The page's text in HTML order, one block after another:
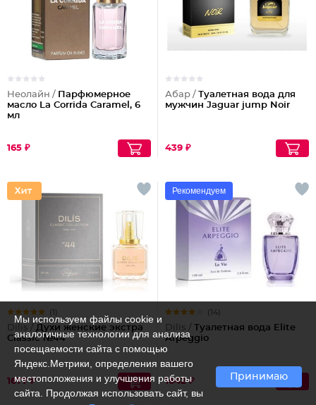
Неолайн / Парфюмерное
масло La Corrida Caramel, 6
мл
165 ₽
Абар / Туалетная вода для
мужчин Jaguar jump Noir
439 ₽
(1)
Dilis / Духи женские экстра
Classic №44
1677 ₽
Рекомендуем
(14)
Dilis / Туалетная вода Elite
Arpeggio
1642 ₽
Мы используем файлы cookie и
аналогичные технологии для анализа
посещаемости сайта с помощью
Яндекс.Метрики, определения вашего
местоположения и улучшения работы
сайта. Продолжая использовать сайт, вы
Принимаю